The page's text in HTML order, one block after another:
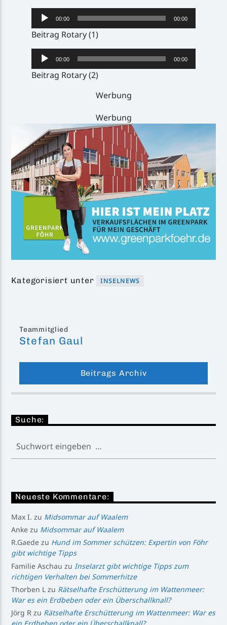
Audio-
Player
00:00 00:00
Beitrag Rotary (1)
Audio-
Player
00:00 00:00
Beitrag Rotary (2)
Werbung
Werbung
Kategorisiert unter INSELNEWS
Teammitglied
Stefan Gaul
Beitrags Archiv
Suche:
Neueste Kommentare:
Max I. zu Midsommar auf Waalem
Anke zu Midsommar auf Waalem
R.Gaede zu Hund im Sommer schützen: Expertin von Föhr
gibt wichtige Tipps
Familie Aschau zu Inselarzt gibt wichtige Tipps zum
richtigen Verhalten bei Sommerhitze
Thorben L zu Rätselhafte Erschütterung im Wattenmeer:
War es ein Erdbeben oder ein Überschallknall?
Jörg R zu Rätselhafte Erschütterung im Wattenmeer: War es